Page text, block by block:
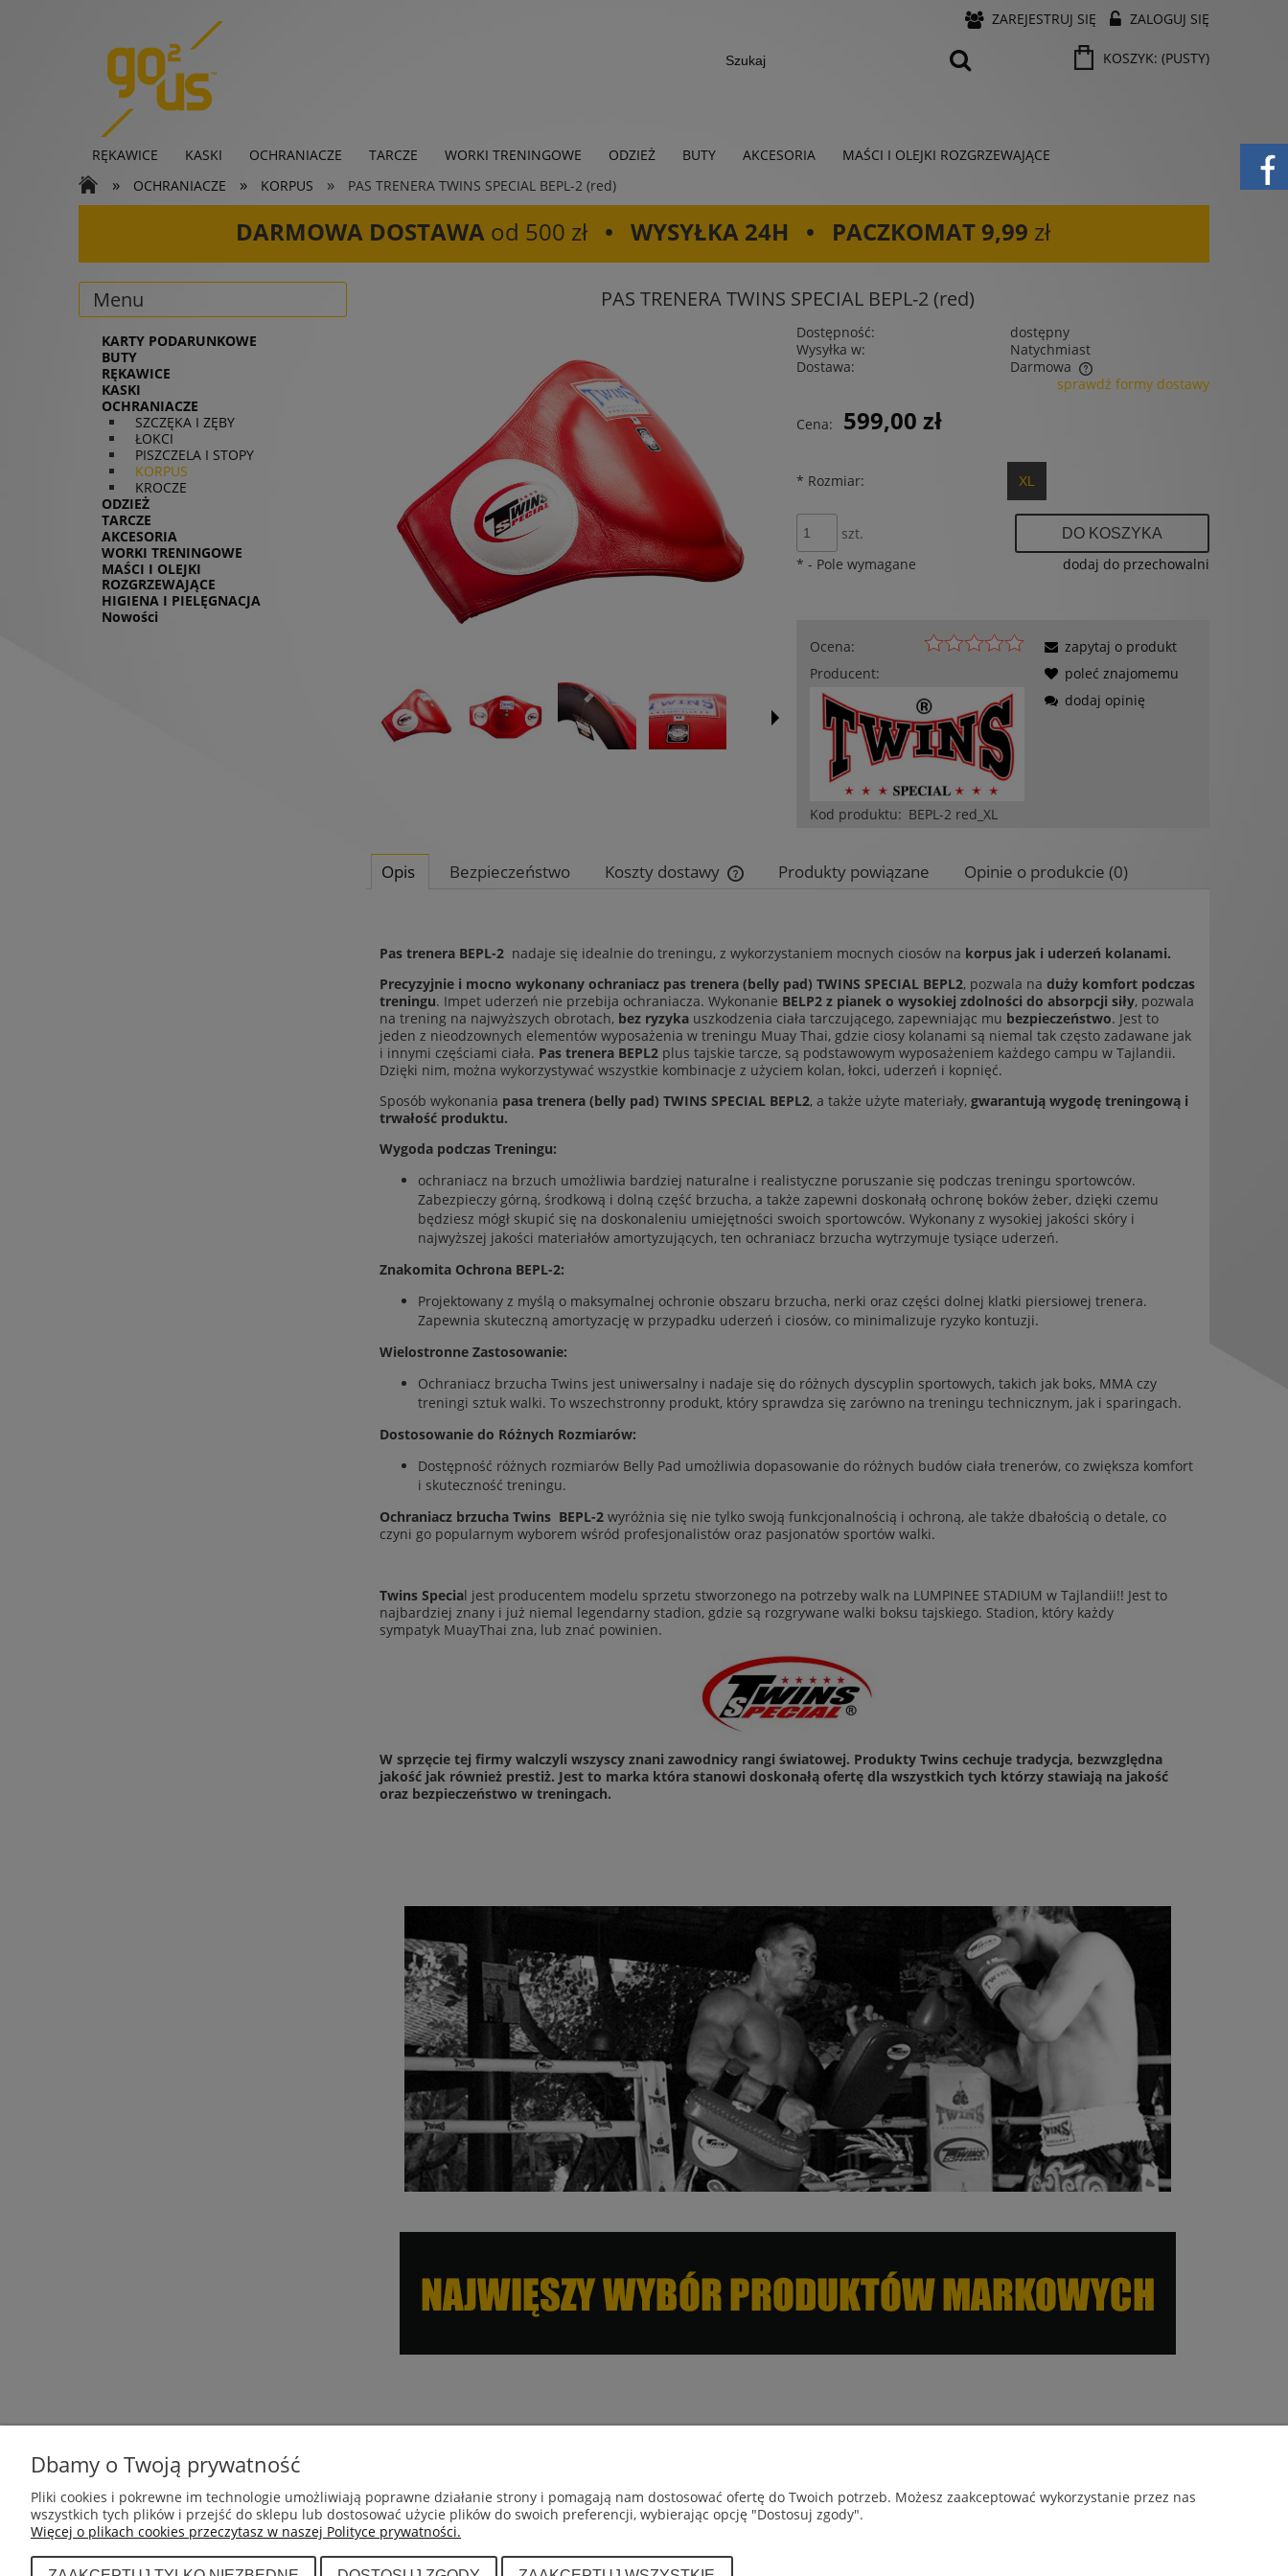
ZAREJESTRUJ SIĘ ZALOGUJ SIĘ
KOSZYK: (PUSTY)
RĘKAWICE KASKI OCHRANIACZE TARCZE WORKI TRENINGOWE ODZIEŻ BUTY AKCESORIA
MAŚCI I OLEJKI ROZGRZEWAJĄCE
KARTY PODARUNKOWE
» OCHRANIACZE » KORPUS » PAS TRENERA TWINS SPECIAL BEPL-2 (red)
DARMOWA DOSTAWA od 500 zł• WYSYŁKA 24H • PACZKOMAT 9,99 zł
Menu
KARTY PODARUNKOWE
BUTY
RĘKAWICE
KASKI
OCHRANIACZE
SZCZĘKA I ZĘBY
ŁOKCI
PISZCZELA I STOPY
KORPUS
KROCZE
ODZIEŻ
TARCZE
AKCESORIA
WORKI TRENINGOWE
MAŚCI I OLEJKI
ROZGRZEWAJĄCE
HIGIENA I PIELĘGNACJA
Nowości
PAS TRENERA TWINS SPECIAL BEPL-2 (red)
Dostępność:
dostępny
Wysyłka w:
Natychmiast
Dostawa:
Darmowa
Cena nie zawiera ewentualnych kosztów
płatności
sprawdź formy dostawy
Cena: 599,00 zł
* Rozmiar: XL
szt. DO KOSZYKA
dodaj do przechowalni
* - Pole wymagane
Ocena:
Producent:
Kod produktu: BEPL-2 red_XL
zapytaj o produkt
poleć znajomemu
dodaj opinię
Opis Bezpieczeństwo Koszty dostawy Produkty powiązane Opinie o produkcie (0)
Pas trenera BEPL-2 nadaje się idealnie do treningu, z wykorzystaniem mocnych ciosów na korpus jak i uderzeń kolanami.
Precyzyjnie i mocno wykonany ochraniacz pas trenera (belly pad) TWINS SPECIAL BEPL2, pozwala na duży komfort podczas
treningu. Impet uderzeń nie przebija ochraniacza. Wykonanie BELP2 z pianek o wysokiej zdolności do absorpcji siły, pozwala
na trening na najwyższych obrotach, bez ryzyka uszkodzenia ciała tarczującego, zapewniając mu bezpieczeństwo. Jest to
jeden z nieodzownych elementów wyposażenia w treningu Muay Thai, gdzie ciosy kolanami są niemal tak często zadawane jak
i innymi częściami ciała. Pas trenera BEPL2 plus tajskie tarcze, są podstawowym wyposażeniem każdego campu w Tajlandii.
Dzięki nim, można wykorzystywać wszystkie kombinacje z użyciem kolan, łokci, uderzeń i kopnięć.
Sposób wykonania pasa trenera (belly pad) TWINS SPECIAL BEPL2, a także użyte materiały, gwarantują wygodę treningową i
trwałość produktu.
Wygoda podczas Treningu:
ochraniacz na brzuch umożliwia bardziej naturalne i realistyczne poruszanie się podczas treningu sportowców.
Zabezpieczy górną, środkową i dolną część brzucha, a także zapewni doskonałą ochronę boków żeber, dzięki czemu
będziesz mógł skupić się na doskonaleniu umiejętności swoich sportowców. Wykonany z wysokiej jakości skóry i
najwyższej jakości materiałów amortyzujących, ten ochraniacz brzucha wytrzymuje tysiące uderzeń.
Znakomita Ochrona BEPL-2:
Projektowany z myślą o maksymalnej ochronie obszaru brzucha, nerki oraz części dolnej klatki piersiowej trenera.
Zapewnia skuteczną amortyzację w przypadku uderzeń i ciosów, co minimalizuje ryzyko kontuzji.
Wielostronne Zastosowanie:
Ochraniacz brzucha Twins jest uniwersalny i nadaje się do różnych dyscyplin sportowych, takich jak boks, MMA czy
treningi sztuk walki. To wszechstronny produkt, który sprawdza się zarówno na treningu technicznym, jak i sparingach.
Dostosowanie do Różnych Rozmiarów:
Dostępność różnych rozmiarów Belly Pad umożliwia dopasowanie do różnych budów ciała trenerów, co zwiększa komfort
i skuteczność treningu.
Ochraniacz brzucha Twins BEPL-2 wyróżnia się nie tylko swoją funkcjonalnością i ochroną, ale także dbałością o detale, co
czyni go popularnym wyborem wśród profesjonalistów oraz pasjonatów sportów walki.
Twins Special jest producentem modelu sprzetu stworzonego na potrzeby walk na LUMPINEE STADIUM w Tajlandii!! Jest to
najbardziej znany i już niemal legendarny stadion, gdzie są rozgrywane walki boksu tajskiego. Stadion, który każdy
sympatyk MuayThai zna, lub znać powinien.
W sprzęcie tej firmy walczyli wszyscy znani zawodnicy rangi światowej. Produkty Twins cechuje tradycja, bezwzględna
jakość jak również prestiż. Jest to marka która stanowi doskonałą ofertę dla wszystkich tych którzy stawiają na jakość
oraz bezpieczeństwo w treningach.
POMOC
Regulamin sklepu
MOJE KONTO
Twoje zamówienia
GWARANCJA I ZWROTY INFORMACJE O NAS
Dbamy o Twoją prywatność
Pliki cookies i pokrewne im technologie umożliwiają poprawne działanie strony i pomagają nam dostosować ofertę do Twoich potrzeb. Możesz zaakceptować wykorzystanie przez nas
wszystkich tych plików i przejść do sklepu lub dostosować użycie plików do swoich preferencji, wybierając opcję "Dostosuj zgody".
Więcej o plikach cookies przeczytasz w naszej Polityce prywatności.